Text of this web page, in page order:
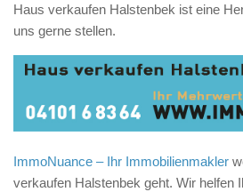
Haus verkaufen Halstenbek ist eine
uns gerne stellen.
ImmoNuance – Ihr Immobilienmakler
verkaufen Halstenbek geht. Wir helfen